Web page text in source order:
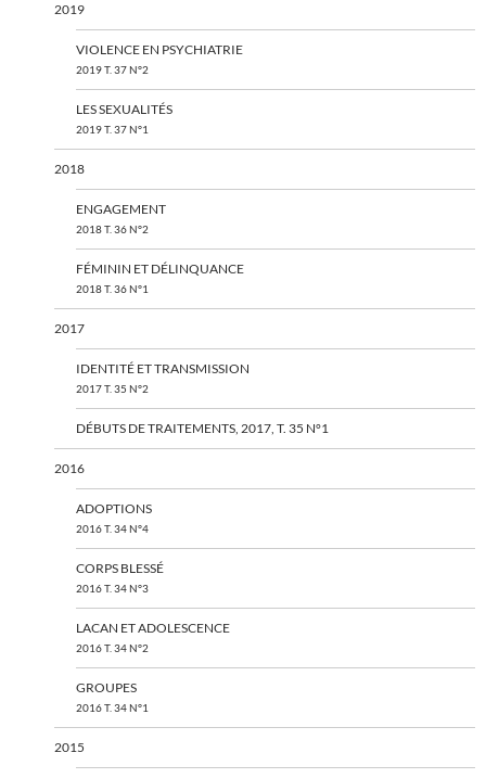
2019
VIOLENCE EN PSYCHIATRIE
2019 T. 37 N°2
LES SEXUALITÉS
2019 T. 37 N°1
2018
ENGAGEMENT
2018 T. 36 N°2
FÉMININ ET DÉLINQUANCE
2018 T. 36 N°1
2017
IDENTITÉ ET TRANSMISSION
2017 T. 35 N°2
DÉBUTS DE TRAITEMENTS, 2017, T. 35 N°1
2016
ADOPTIONS
2016 T. 34 N°4
CORPS BLESSÉ
2016 T. 34 N°3
LACAN ET ADOLESCENCE
2016 T. 34 N°2
GROUPES
2016 T. 34 N°1
2015